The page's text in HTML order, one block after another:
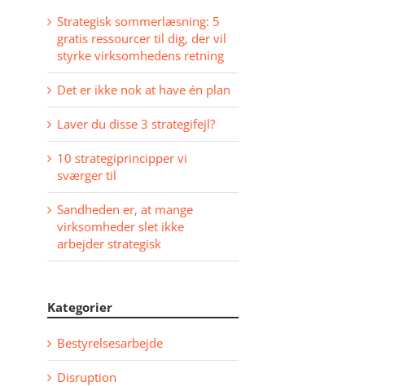
Strategisk sommerlæsning: 5
gratis ressourcer til dig, der vil
styrke virksomhedens retning
Det er ikke nok at have én plan
Laver du disse 3 strategifejl?
10 strategiprincipper vi
sværger til
Sandheden er, at mange
virksomheder slet ikke
arbejder strategisk
Kategorier
Bestyrelsesarbejde
Disruption